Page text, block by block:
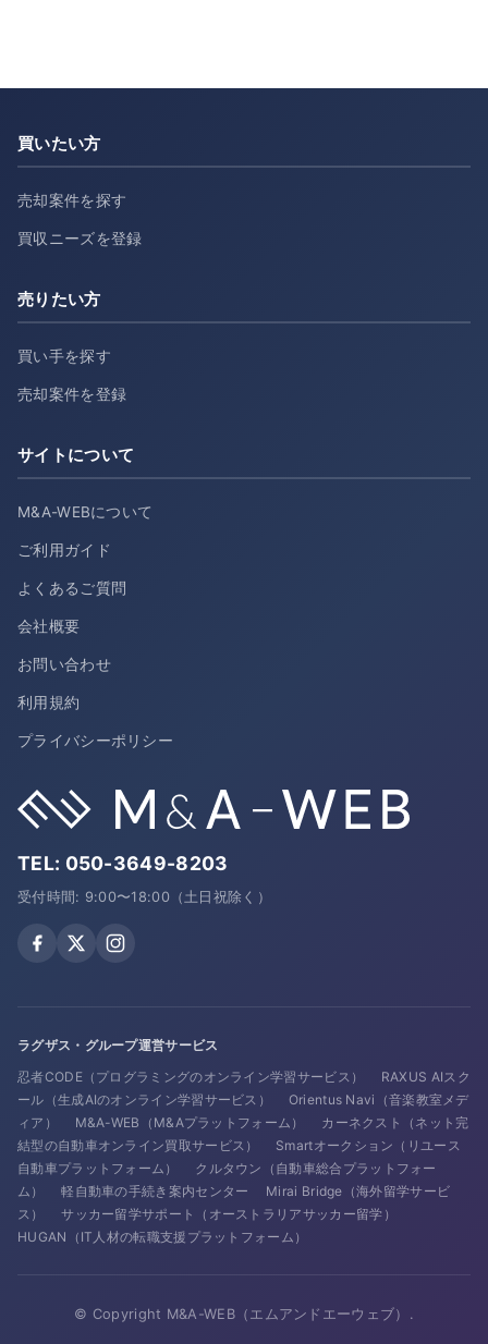
買いたい方
売却案件を探す
買収ニーズを登録
売りたい方
買い手を探す
売却案件を登録
サイトについて
M&A-WEBについて
ご利用ガイド
よくあるご質問
会社概要
お問い合わせ
利用規約
プライバシーポリシー
TEL: 050-3649-8203
受付時間: 9:00〜18:00（土日祝除く）
ラグザス・グループ運営サービス
忍者CODE（プログラミングのオンライン学習サービス）
RAXUS AIスク
ール（生成AIのオンライン学習サービス）
Orientus Navi（音楽教室メデ
ィア）
M&A-WEB（M&Aプラットフォーム）
カーネクスト（ネット完
結型の自動車オンライン買取サービス）
Smartオークション（リユース
自動車プラットフォーム）
クルタウン（自動車総合プラットフォー
ム）
軽自動車の手続き案内センター
Mirai Bridge（海外留学サービ
ス）
サッカー留学サポート（オーストラリアサッカー留学）
HUGAN（IT人材の転職支援プラットフォーム）
© Copyright M&A-WEB（エムアンドエーウェブ）.